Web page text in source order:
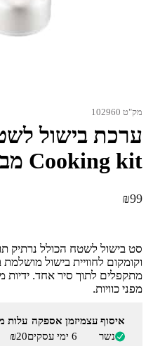
מק"ט 102960
Cooking kit מבית CAMP&GO
₪99
וקומקום לחוויית בישול
מתקפלים לתוך סיר אחד. ידיות
מפני כוויות.
איסוף עצמי
נשר
זמן אספקה
6 ימי עסקים
עלות
₪20